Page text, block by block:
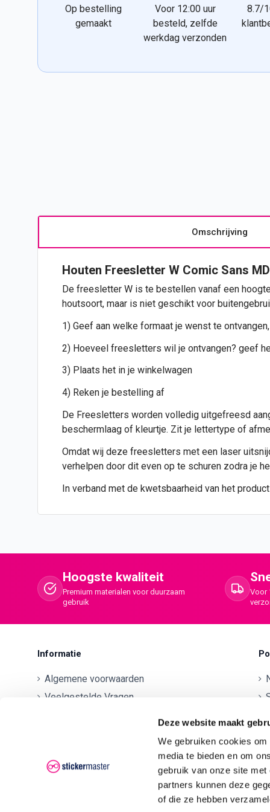
Deze website maakt
We gebruiken cookies
media te bieden en om
gebruik van onze site
partners kunnen deze
of die ze hebben
Op bestelling
gemaakt
Voor 12:00 uur
besteld, zelfde
werkdag verzonden
8.7/
Omschrijving
Houten Freesletter W Comic Sans
De freesletter W is te bestellen vanaf een
houtsoort, maar is niet geschikt voor
1) Geef aan welke formaat je wenst te
2) Hoeveel freesletters wil je ontvangen? geef
3) Plaats het in je winkelwagen
4) Reken je bestelling af
De Freesletters worden volledig uitgefreesd
beschermlaag of kleurtje. Zit je lettertype of
Omdat wij deze freesletters met een laser
verhelpen door dit even op te schuren zodra je
In verband met de kwetsbaarheid van het
Hoogste kwaliteit
Premium materialen voor duurzaam
gebruik
Voor
Informatie
Algemene voorwaarden
Veelgestelde Vragen
Klachten
Privacyverklaring AVG/GDPR